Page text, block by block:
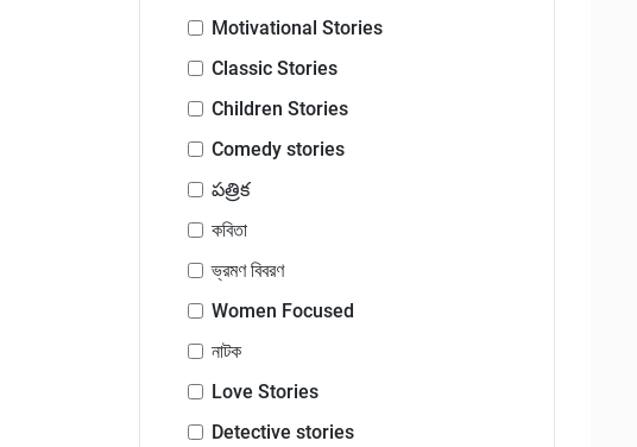
Motivational Stories
Classic Stories
Children Stories
Comedy stories
పత్రిక
কবিতা
ভ্রমণ বিবরণ
Women Focused
নাটক
Love Stories
Detective stories